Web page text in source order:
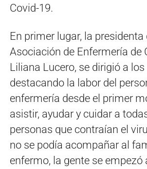
Covid-19.
En primer lugar, la presidenta
Asociación de Enfermería de
Liliana Lucero, se dirigió a
destacando la labor del
enfermería desde el primer
asistir, ayudar y cuidar a
personas que contraían el
no se podía acompañar al
enfermo, la gente se empezó